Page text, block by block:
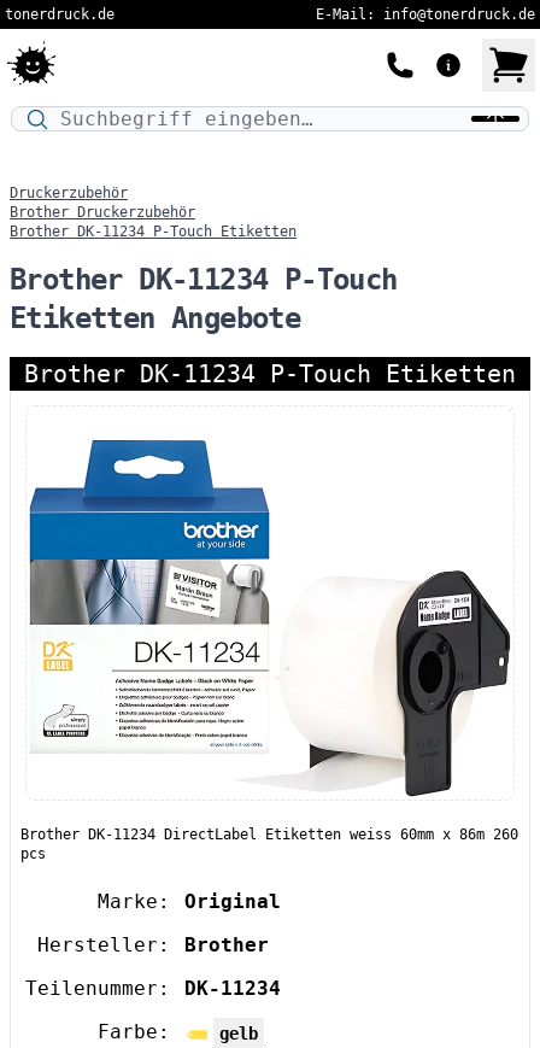
tonerdruck.de E-Mail: info@tonerdruck.de
Druckermodell oder Produktnamen eingeben…
Druckerzubehör
Brother Druckerzubehör
Brother DK-11234 P-Touch Etiketten
Brother DK-11234 P-Touch
Etiketten Angebote
Brother DK-11234 P-Touch Etiketten
Brother DK-11234 DirectLabel Etiketten weiss 60mm x 86m 260
pcs
Marke:
Original
Hersteller:
Brother
Teilenummer:
DK-11234
Farbe:
gelb